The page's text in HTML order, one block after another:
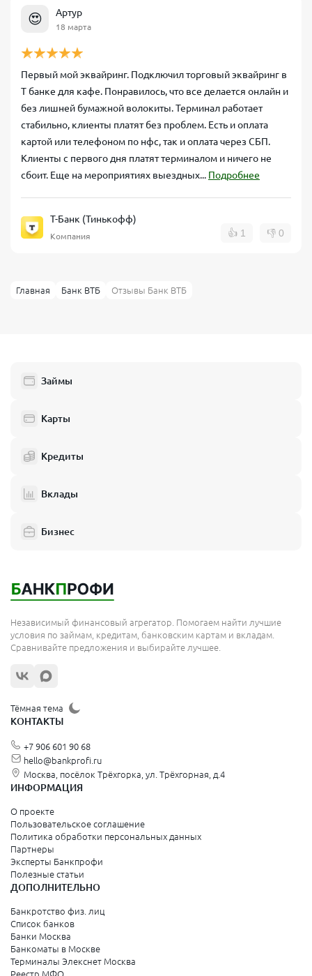
😍 Артур
18 марта
Первый мой эквайринг. Подключил торговый эквайринг в
Т банке для кафе. Понравилось, что все делается онлайн и
без лишней бумажной волокиты. Терминал работает
стабильно, клиенты платят без проблем. Есть и оплата
картой или телефоном по нфс, так и оплата через СБП.
Клиенты с первого дня платят терминалом и ничего не
сбоит. Еще на мероприятиях выездных... Подробнее
Т-Банк (Тинькофф)
Компания 👍 1 👎 0
Главная Банк ВТБ Отзывы Банк ВТБ
Займы
Карты
Кредиты
Вклады
Бизнес
Независимый финансовый агрегатор. Помогаем найти лучшие
условия по займам, кредитам, банковским картам и вкладам.
Сравнивайте предложения и выбирайте лучшее.
Тёмная тема
КОНТАКТЫ
+7 906 601 90 68
hello@bankprofi.ru
Москва, посёлок Трёхгорка, ул. Трёхгорная, д.4
ИНФОРМАЦИЯ
О проекте
Пользовательское соглашение
Политика обработки персональных данных
Партнеры
Эксперты Банкпрофи
Полезные статьи
ДОПОЛНИТЕЛЬНО
Банкротство физ. лиц
Список банков
Банки Москва
Банкоматы в Москве
Терминалы Элекснет Москва
Реестр МФО